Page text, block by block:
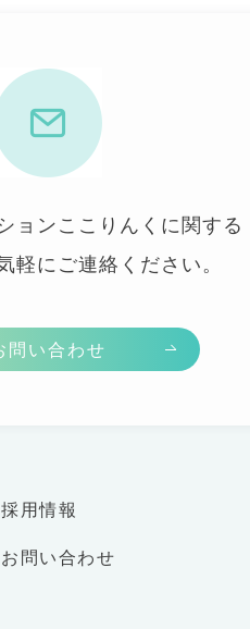
ョンここりんくに関する
軽にご連絡ください。
問い合わせ
採用情報
お問い合わせ